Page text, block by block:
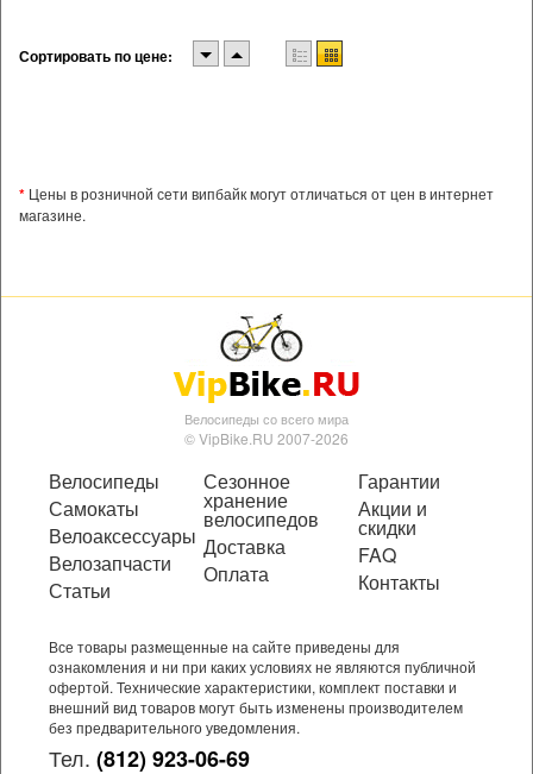
Сортировать по цене:
* Цены в розничной сети випбайк могут отличаться от цен в интернет
магазине.
Велосипеды со всего мира
© VipBike.RU 2007-2026
Велосипеды
Самокаты
Велоаксессуары
Велозапчасти
Статьи
Сезонное
хранение
велосипедов
Доставка
Оплата
Гарантии
Акции и
скидки
FAQ
Контакты
Все товары размещенные на сайте приведены для
ознакомления и ни при каких условиях не являются публичной
офертой. Технические характеристики, комплект поставки и
внешний вид товаров могут быть изменены производителем
без предварительного уведомления.
Тел. (812) 923-06-69